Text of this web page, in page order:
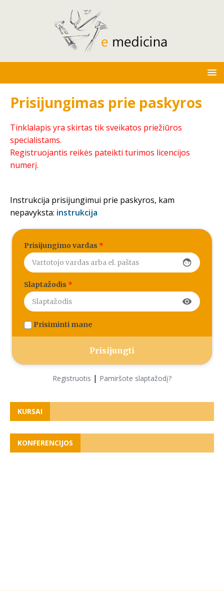
Prisijungimas prie paskyros
Tinklalapis yra skirtas tik sveikatos priežiūros
specialistams.
Registruojantis reikės pateikti turimos licencijos
numerį.
Instrukcija prisijungimui prie paskyros, kam
nepavyksta: instrukcija
Prisijungimo vardas *
face
Slaptažodis *
visibility
Prisiminti mane
Registruotis | Pamiršote slaptažodį?
KURSAI
KONFERENCIJOS